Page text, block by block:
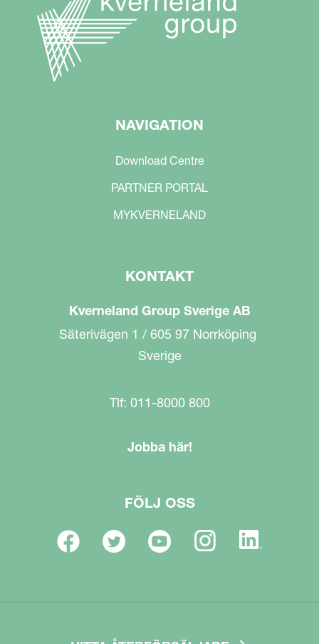
NAVIGATION
Download Centre
PARTNER PORTAL
MYKVERNELAND
KONTAKT
Kverneland Group Sverige AB
Säterivägen 1 / 605 97 Norrköping
Sverige
Tlf: 011-8000 800
Jobba här!
FÖLJ OSS